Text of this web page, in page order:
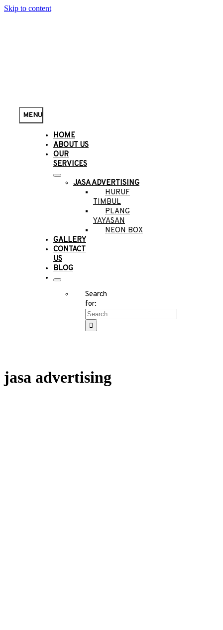
Skip to content
MENU
HOME
ABOUT US
OUR
SERVICES
JASA ADVERTISING
HURUF
TIMBUL
PLANG
YAYASAN
NEON BOX
GALLERY
CONTACT
US
BLOG
Search
for:
jasa advertising